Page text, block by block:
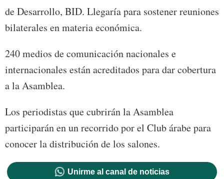
de Desarrollo, BID. Llegaría para sostener reuniones
bilaterales en materia económica.
240 medios de comunicación nacionales e
internacionales están acreditados para dar cobertura
a la Asamblea.
Los periodistas que cubrirán la Asamblea
participarán en un recorrido por el Club árabe para
conocer la distribución de los salones.
Unirme al canal de noticias